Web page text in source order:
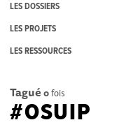
LES DOSSIERS
LES PROJETS
LES RESSOURCES
Tagué 0fois
#OSUIP